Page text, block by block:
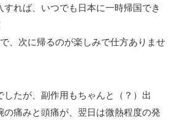
すれば、いつでも日本に一時帰国でき
、次に帰るのが楽しみで仕方ありませ
したが、副作用もちゃんと（？）出
の痛みと頭痛が、翌日は微熱程度の発